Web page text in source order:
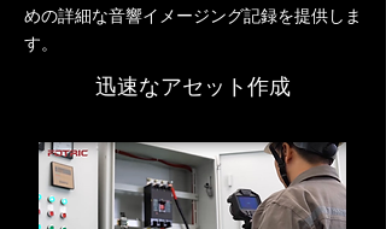
めの詳細な音響イメージング記録を提供しま
す。
迅速なアセット作成